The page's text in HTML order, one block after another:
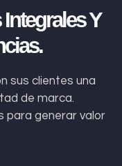
Y
sus clientes una
de marca.
para generar valor